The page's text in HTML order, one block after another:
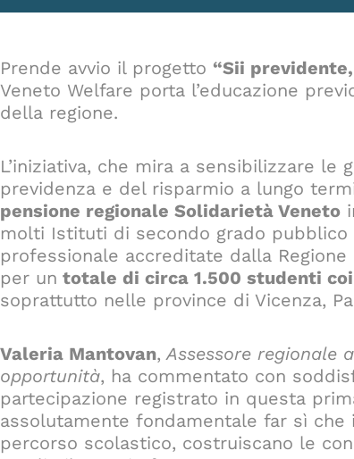
Prende avvio il progetto “Sii
Veneto Welfare porta l’educazione
della regione.
L’iniziativa, che mira a sensibilizzare
previdenza e del risparmio a lungo
pensione regionale Solidarietà Veneto
molti Istituti di secondo grado
professionale accreditate dalla
per un totale di circa 1.500 studenti
soprattutto nelle province di Vicenza,
Valeria Mantovan, Assessore regionale
opportunità, ha commentato con
partecipazione registrato in questa
assolutamente fondamentale far sì che
percorso scolastico, costruiscano le